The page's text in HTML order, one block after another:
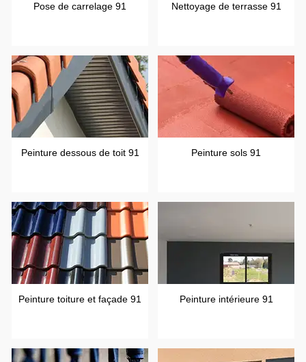
Pose de carrelage 91 Nettoyage de terrasse 91
Peinture dessous de toit 91 Peinture sols 91
Peinture toiture et façade 91 Peinture intérieure 91